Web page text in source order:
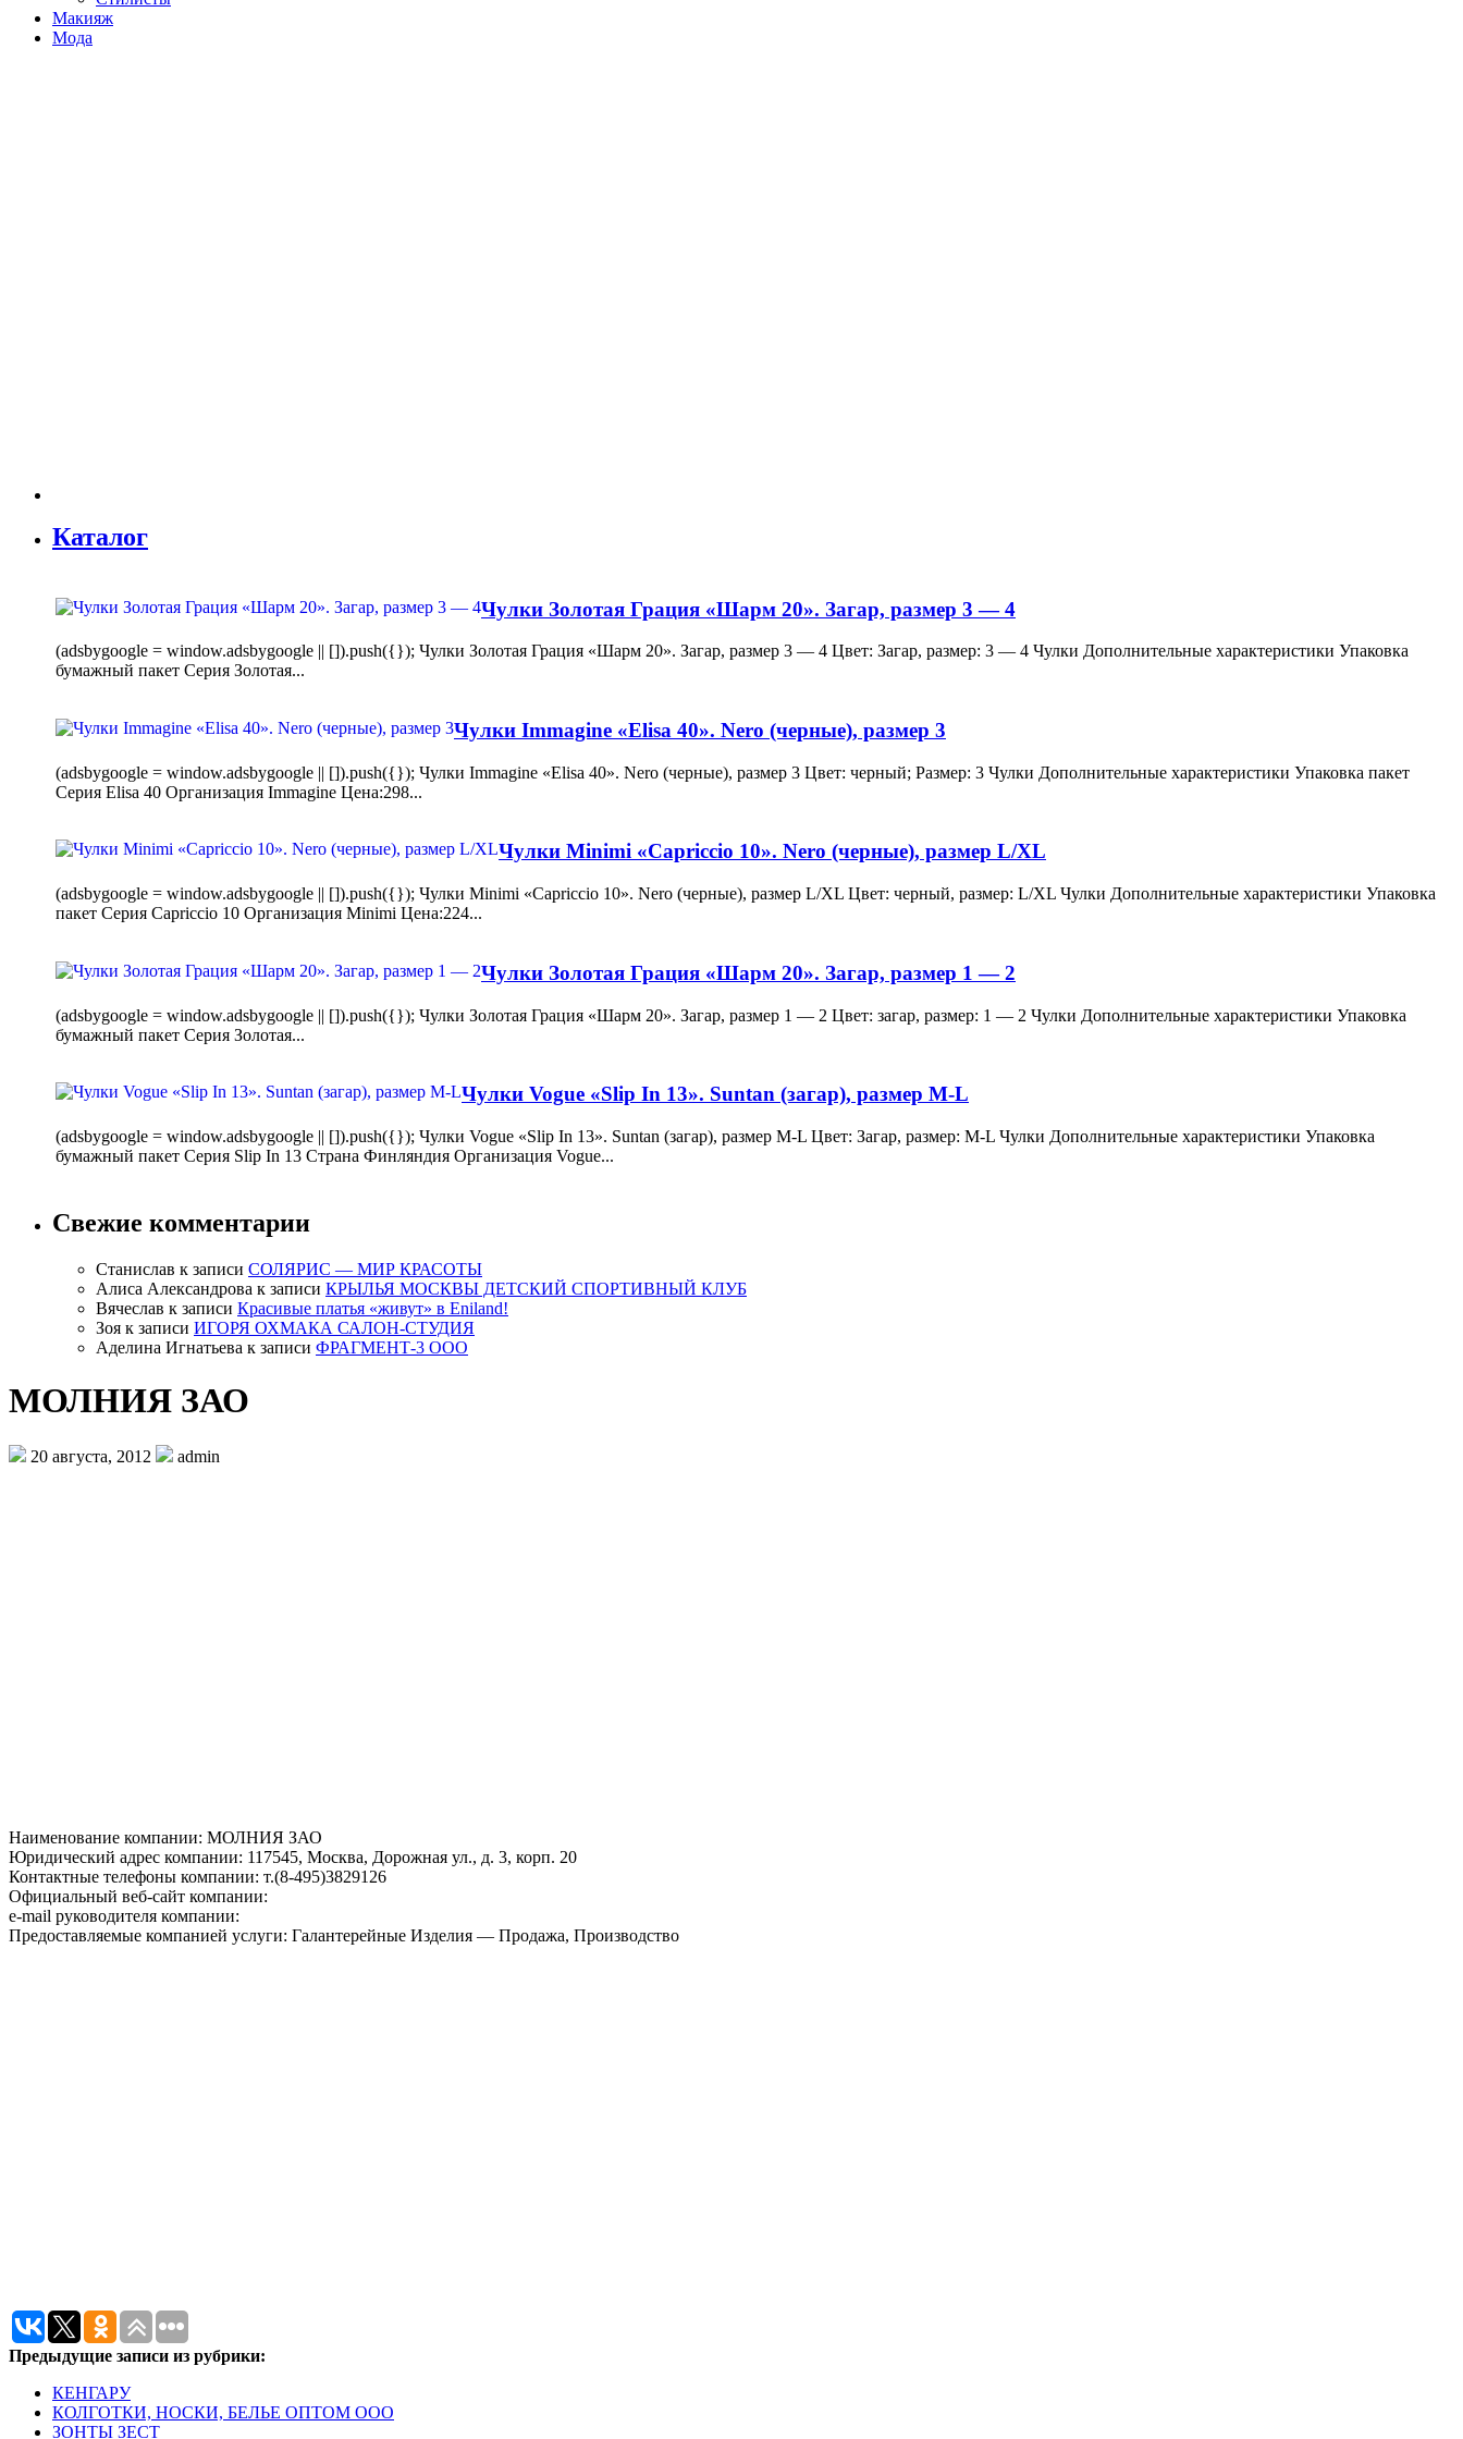
Макияж
Мода
Каталог
Чулки Золотая Грация «Шарм 20». Загар, размер 3 — 4
(adsbygoogle = window.adsbygoogle || []).push({}); Чулки Золотая Грация «Шарм 20». Загар, размер 3 — 4 Цвет: Загар, размер: 3 — 4 Чулки Дополнительные характеристики Упаковка
бумажный пакет Серия Золотая...
Чулки Immagine «Elisa 40». Nero (черные), размер 3
(adsbygoogle = window.adsbygoogle || []).push({}); Чулки Immagine «Elisa 40». Nero (черные), размер 3 Цвет: черный; Размер: 3 Чулки Дополнительные характеристики Упаковка пакет
Серия Elisa 40 Организация Immagine Цена:298...
Чулки Minimi «Capriccio 10». Nero (черные), размер L/XL
(adsbygoogle = window.adsbygoogle || []).push({}); Чулки Minimi «Capriccio 10». Nero (черные), размер L/XL Цвет: черный, размер: L/XL Чулки Дополнительные характеристики Упаковка
пакет Серия Capriccio 10 Организация Minimi Цена:224...
Чулки Золотая Грация «Шарм 20». Загар, размер 1 — 2
(adsbygoogle = window.adsbygoogle || []).push({}); Чулки Золотая Грация «Шарм 20». Загар, размер 1 — 2 Цвет: загар, размер: 1 — 2 Чулки Дополнительные характеристики Упаковка
бумажный пакет Серия Золотая...
Чулки Vogue «Slip In 13». Suntan (загар), размер M-L
(adsbygoogle = window.adsbygoogle || []).push({}); Чулки Vogue «Slip In 13». Suntan (загар), размер M-L Цвет: Загар, размер: M-L Чулки Дополнительные характеристики Упаковка
бумажный пакет Серия Slip In 13 Страна Финляндия Организация Vogue...
Свежие комментарии
Станислав к записи СОЛЯРИС — МИР КРАСОТЫ
Алиса Александрова к записи КРЫЛЬЯ МОСКВЫ ДЕТСКИЙ СПОРТИВНЫЙ КЛУБ
Вячеслав к записи Красивые платья «живут» в Eniland!
Зоя к записи ИГОРЯ ОХМАКА САЛОН-СТУДИЯ
Аделина Игнатьева к записи ФРАГМЕНТ-3 ООО
МОЛНИЯ ЗАО
20 августа, 2012 admin
Наименование компании: МОЛНИЯ ЗАО
Юридический адрес компании: 117545, Москва, Дорожная ул., д. 3, корп. 20
Контактные телефоны компании: т.(8-495)3829126
Официальный веб-сайт компании:
e-mail руководителя компании:
Предоставляемые компанией услуги: Галантерейные Изделия — Продажа, Производство
Предыдущие записи из рубрики:
КЕНГАРУ
КОЛГОТКИ, НОСКИ, БЕЛЬЕ ОПТОМ ООО
ЗОНТЫ ЗЕСТ